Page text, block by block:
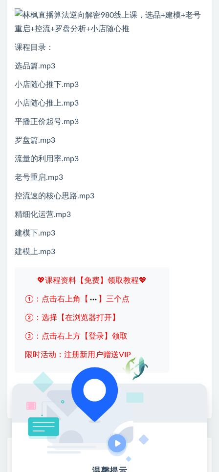
课程目录：
选品篇.mp3
小店随心推下.mp3
小店随心推上.mp3
平播正价起号.mp3
罗盘篇.mp3
流量的利用率.mp3
老号重启.mp3
控流速的核心思路.mp3
精细化运营.mp3
建模下.mp3
建模上.mp3
💖课程资料【免费】领取教程💖
①：点击右上角【 】三个点
②：选择【在浏览器打开】
③：点击右上方【登录】领取
限时活动：注册新用户赠送VIP
海报 链接